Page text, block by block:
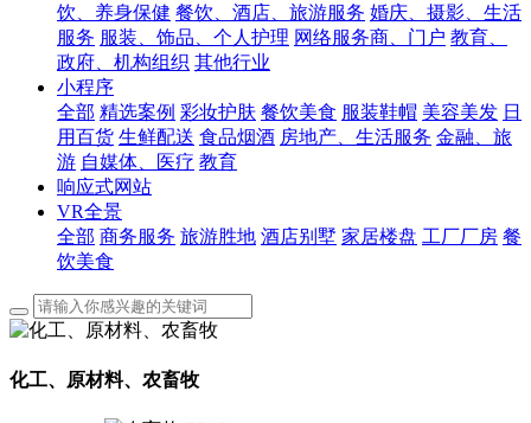
饮、养身保健 餐饮、酒店、旅游服务 婚庆、摄影、生活
服务 服装、饰品、个人护理 网络服务商、门户 教育、
政府、机构组织 其他行业
小程序
全部 精选案例 彩妆护肤 餐饮美食 服装鞋帽 美容美发 日
用百货 生鲜配送 食品烟酒 房地产、生活服务 金融、旅
游 自媒体、医疗 教育
响应式网站
VR全景
全部 商务服务 旅游胜地 酒店别墅 家居楼盘 工厂厂房 餐
饮美食
化工、原材料、农畜牧